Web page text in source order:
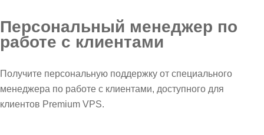
Персональный менеджер по
работе с клиентами
Получите персональную поддержку от специального
менеджера по работе с клиентами, доступного для
клиентов Premium VPS.